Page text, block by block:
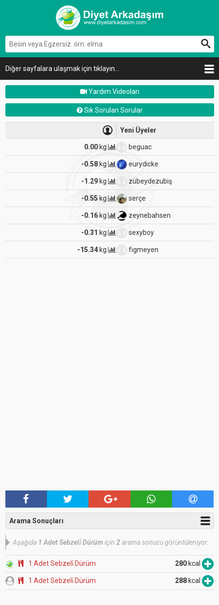
Diğer sayfalara ulaşmak için tıklayın...
Yardım Videoları
Sık Sorulan Sorular
Arama Sonuçları
Aşağıda 1 Adet Sebzeli̇ Dürüm için 2arama sonucu görüntüleniyor.
1 Adet Sebzeli̇ Dürüm 280 kcal
1 Adet Sebzeli̇ Dürüm 288 kcal